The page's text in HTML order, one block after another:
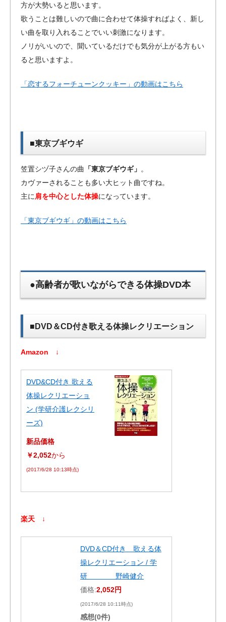
方が大勢いると思います。
歌うことは難しいので曲に合わせて体操すればよく、新し
い曲を取り入れることでいい刺激になります。
ノリがいいので、聞いているだけでも気分が上がる方もい
ると思いますよ。
「恋するフォーチューンクッキー」の動画はこちら
■東京ブギウギ
笠置シヅ子さんの曲 「東京ブギウギ」 。
カヴァーされることも多い大ヒット曲ですね。
主に肩を中心とした体操になっています。
「東京ブギウギ」の動画はこちら
●高齢者が歌いながらできる体操DVD本
■DVD＆CD付き歌える体操レクリエーション
Amazon ↓
DVD&CD付き 歌える
体操レクリエーショ
ン (学研介護レクシリ
ーズ)
新品価格
￥2,052から
(2017/6/28 10:13時点)
楽天 ↓
DVD＆CD付き 歌える体
操レクリエーション / 学
研 野崎健介
価格:2,052円
(2017/6/28 10:11時点)
感想(0件)